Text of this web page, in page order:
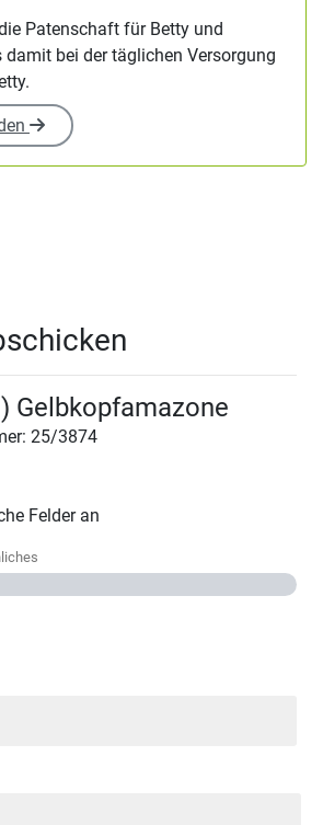
Patenschaft für Betty und
bei der täglichen Versorgung
Gelbkopfamazone
25/3874
Felder an